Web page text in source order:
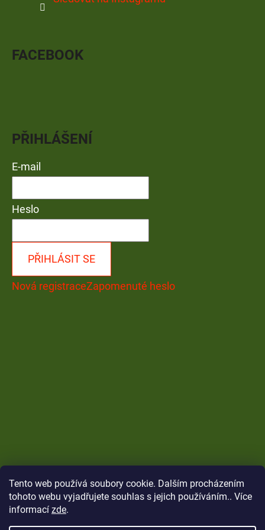
Tento web používá soubory cookie. Dalším procházením
tohoto webu vyjadřujete souhlas s jejich používáním.. Více
informací zde.
FACEBOOK
PŘIHLÁŠENÍ
E-mail
Heslo
PŘIHLÁSIT SE
Nová registraceZapomenuté heslo